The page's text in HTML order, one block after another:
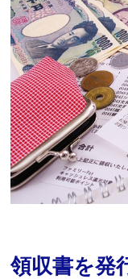
領収書を発